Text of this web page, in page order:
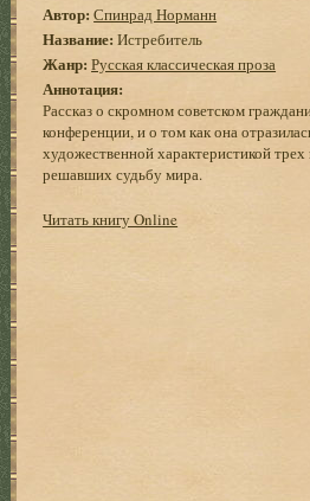
Автор: Спинрад Норманн
Название: Истребитель
Жанр: Русская классическая проза
Аннотация:
Рассказ о скромном советском
конференции, и о том как она
художественной характеристикой трех
решавших судьбу мира.
Читать книгу Online